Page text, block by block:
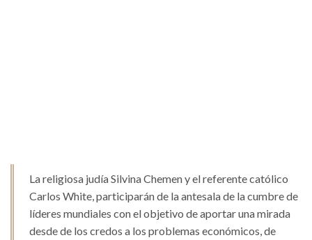
La religiosa judía Silvina Chemen y el referente católico
Carlos White, participarán de la antesala de la cumbre de
líderes mundiales con el objetivo de aportar una mirada
desde de los credos a los problemas económicos, de